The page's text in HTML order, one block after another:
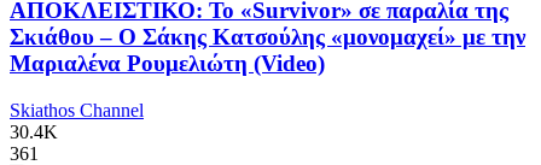
ΑΠΟΚΛΕΙΣΤΙΚΟ: Το «Survivor» σε παραλία της
Σκιάθου – Ο Σάκης Κατσούλης «μονομαχεί» με την
Μαριαλένα Ρουμελιώτη (Video)
Skiathos Channel
30.4K
361